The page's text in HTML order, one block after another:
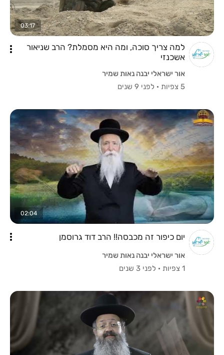
03:17
למה צריך סוכה, ומה היא מסמלת? הרב שניאור
אשכנזי
אור ישראלי יבנה נאות שמיר
5 צפיות
· לפני 9 שנים
02:04
יום כיפור זה מכבסה!! הרב דוד גרוסמן
אור ישראלי יבנה נאות שמיר
1 צפיות
· לפני 3 שנים